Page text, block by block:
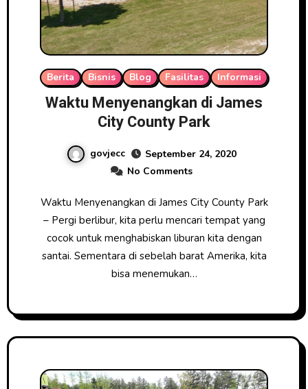
Berita Bisnis Blog Fasilitas Informasi
Waktu Menyenangkan di James
City County Park
govjecc
September 24, 2020
No Comments
Waktu Menyenangkan di James City County Park
– Pergi berlibur, kita perlu mencari tempat yang
cocok untuk menghabiskan liburan kita dengan
santai. Sementara di sebelah barat Amerika, kita
bisa menemukan…